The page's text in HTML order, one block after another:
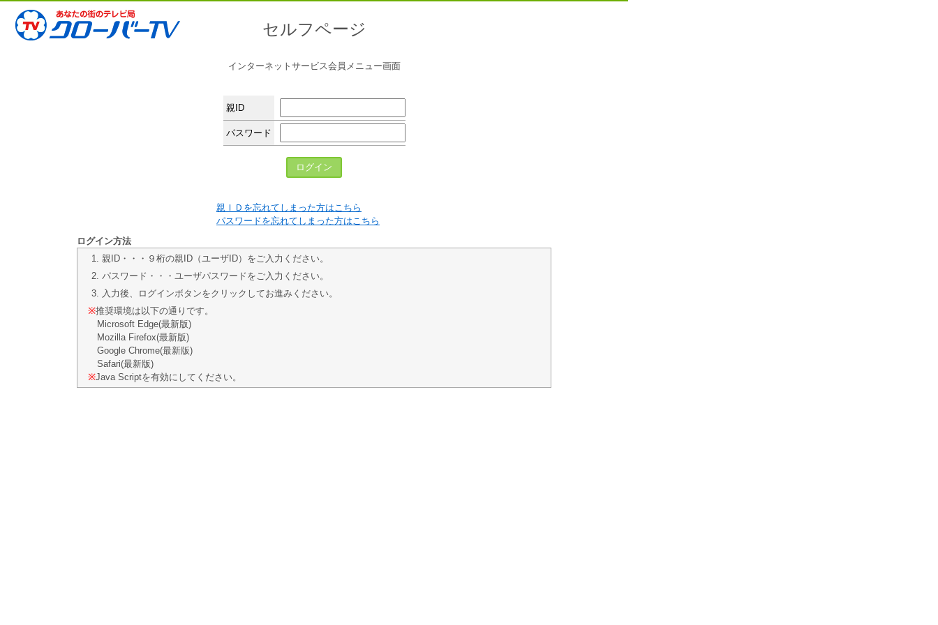
セルフページ
インターネットサービス会員メニュー画面
親ID
パスワード
親ＩＤを忘れてしまった方はこちら
パスワードを忘れてしまった方はこちら
ログイン方法
親ID・・・９桁の親ID（ユーザID）をご入力ください。
パスワード・・・ユーザパスワードをご入力ください。
入力後、ログインボタンをクリックしてお進みください。
※推奨環境は以下の通りです。
Microsoft Edge(最新版)
Mozilla Firefox(最新版)
Google Chrome(最新版)
Safari(最新版)
※Java Scriptを有効にしてください。